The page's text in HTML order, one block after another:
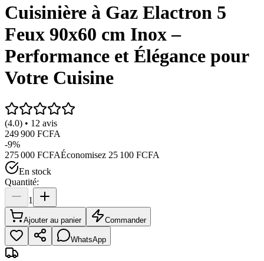
Cuisinière à Gaz Elactron 5
Feux 90x60 cm Inox –
Performance et Élégance pour
Votre Cuisine
(4.0) • 12 avis
249 900 FCFA
-9%
275 000 FCFAÉconomisez 25 100 FCFA
En stock
Quantité:
1
Ajouter au panier Commander
WhatsApp